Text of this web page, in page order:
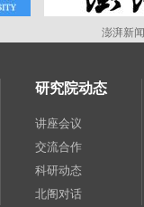
澎湃新闻
研究院动态
讲座会议
交流合作
科研动态
北阁对话